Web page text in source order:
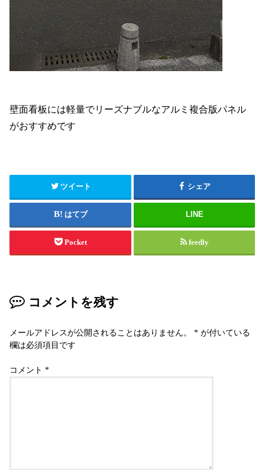
壁面看板には軽量でリーズナブルなアルミ複合版パネル
がおすすめです
ツイート シェア
はてブ LINE
Pocket feedly
コメントを残す
メールアドレスが公開されることはありません。 * が付いている
欄は必須項目です
コメント*